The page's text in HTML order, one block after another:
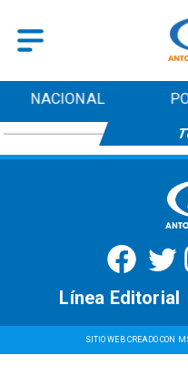
NACIONAL
SITIO WEB CREADO CON
Línea Editorial